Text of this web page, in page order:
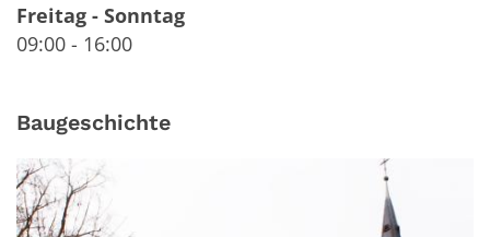
Freitag - Sonntag
09:00 - 16:00
Baugeschichte